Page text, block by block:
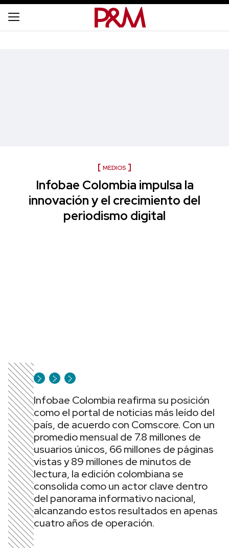
MEDIOS
Infobae Colombia impulsa la
innovación y el crecimiento del
periodismo digital
Infobae Colombia reafirma su posición
como el portal de noticias más leído del
país, de acuerdo con Comscore. Con un
promedio mensual de 7.8 millones de
usuarios únicos, 66 millones de páginas
vistas y 89 millones de minutos de
lectura, la edición colombiana se
consolida como un actor clave dentro
del panorama informativo nacional,
alcanzando estos resultados en apenas
cuatro años de operación.